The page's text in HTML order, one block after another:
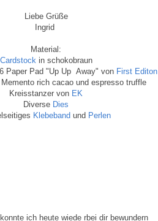
Liebe Grüße
Ingrid
Material:
Cardstockin schokobraun
Paper Pad "Up Up Away" von First Editon
rich cacao und espresso truffle
Kreisstanzer von EK
Diverse Dies
Klebeband und Perlen
ich heute wiede rbei dir bewundern